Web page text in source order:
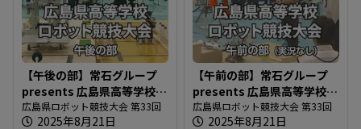
【午後の部】常石グループ
presents 広島県高等学校ロ
ボット競技大会
広島県ロボット競技大会 第33回
2025年8月21日
【午前の部】常石グループ
presents 広島県高等学校ロ
ボット競技大会
広島県ロボット競技大会 第33回
2025年8月21日